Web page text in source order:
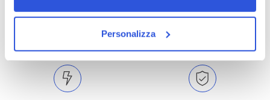
Personalizza
Catalogo prodotti ampio e completo
Con un acquisto minimo di 29.90 €
Spedizioni in tutta Europa a 20€.